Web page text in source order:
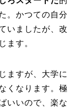
。かつての自分
いましたが、改
ます。
ますが、大学に
くなります。極
いいので、楽な